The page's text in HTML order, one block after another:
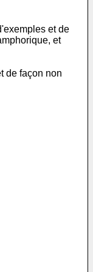
et de
et
de façon non